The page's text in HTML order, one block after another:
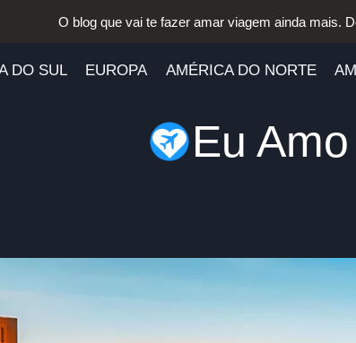
O blog que vai te fazer amar viagem ainda mais.
DO SUL EUROPA AMÉRICA DO NORTE
Eu